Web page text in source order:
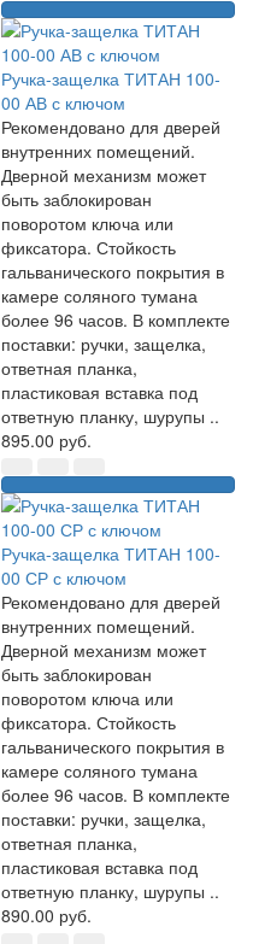
Ручка-защелка ТИТАН 100-
00 АВ с ключом
Рекомендовано для дверей
внутренних помещений.
Дверной механизм может
быть заблокирован
поворотом ключа или
фиксатора. Стойкость
гальванического покрытия в
камере соляного тумана
более 96 часов. В комплекте
поставки: ручки, защелка,
ответная планка,
пластиковая вставка под
ответную планку, шурупы ..
895.00 руб.
Ручка-защелка ТИТАН 100-
00 СР с ключом
Рекомендовано для дверей
внутренних помещений.
Дверной механизм может
быть заблокирован
поворотом ключа или
фиксатора. Стойкость
гальванического покрытия в
камере соляного тумана
более 96 часов. В комплекте
поставки: ручки, защелка,
ответная планка,
пластиковая вставка под
ответную планку, шурупы ..
890.00 руб.